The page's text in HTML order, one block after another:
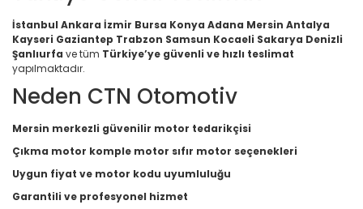
İstanbul Ankara İzmir Bursa Konya Adana Mersin Antalya
Kayseri Gaziantep Trabzon Samsun Kocaeli Sakarya Denizli
Şanlıurfa ve tüm Türkiye’ye güvenli ve hızlı teslimat
yapılmaktadır.
Neden CTN Otomotiv
Mersin merkezli güvenilir motor tedarikçisi
Çıkma motor komple motor sıfır motor seçenekleri
Uygun fiyat ve motor kodu uyumluluğu
Garantili ve profesyonel hizmet